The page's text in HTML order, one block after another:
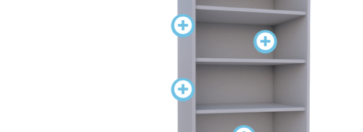
MATERIAL
FUNDO
ESTANTE OU NICHOS